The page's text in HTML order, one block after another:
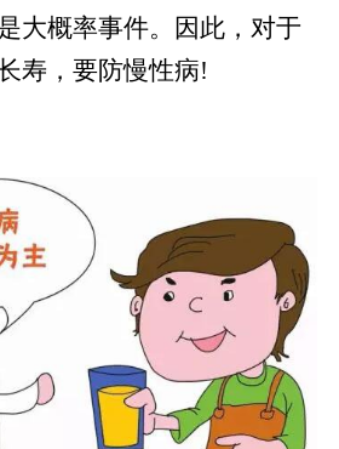
大概率事件。因此，对于
寿，要防慢性病!